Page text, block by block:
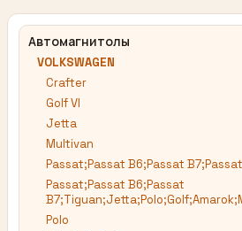
Автомагнитолы
VOLKSWAGEN
Crafter
Golf VI
Jetta
Multivan
Passat;Passat B6;Passat
Passat;Passat B6;Passat
Polo